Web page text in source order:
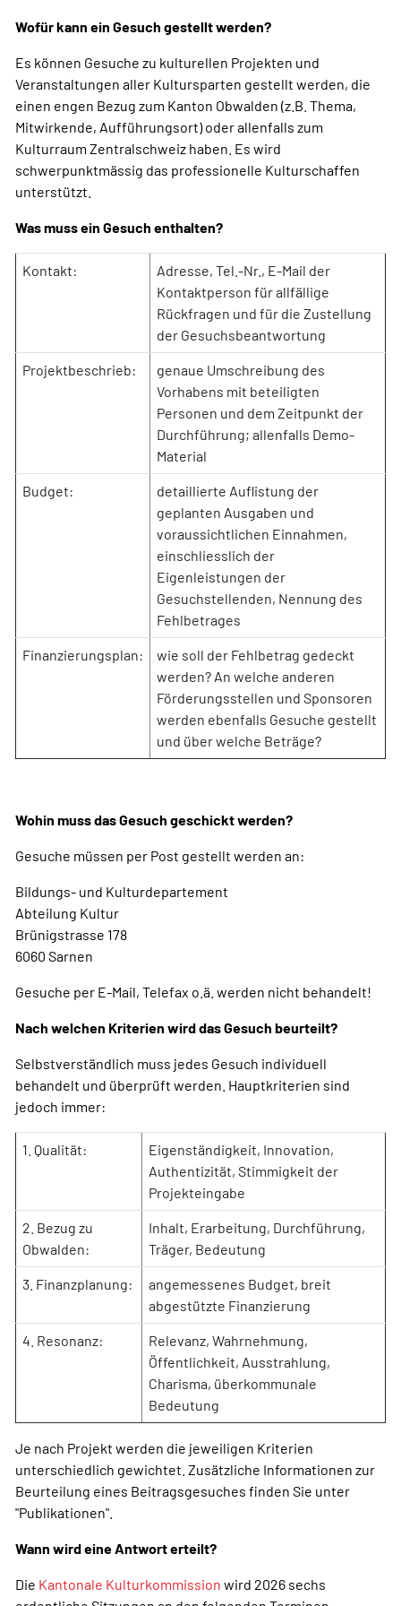
Wofür kann ein Gesuch gestellt werden?
Es können Gesuche zu kulturellen Projekten und
Veranstaltungen aller Kultursparten gestellt werden, die
einen engen Bezug zum Kanton Obwalden (z.B. Thema,
Mitwirkende, Aufführungsort) oder allenfalls zum
Kulturraum Zentralschweiz haben. Es wird
schwerpunktmässig das professionelle Kulturschaffen
unterstützt.
Was muss ein Gesuch enthalten?
Kontakt:
Adresse, Tel.-Nr., E-Mail der
Kontaktperson für allfällige
Rückfragen und für die Zustellung
der Gesuchsbeantwortung
Projektbeschrieb:
genaue Umschreibung des
Vorhabens mit beteiligten
Personen und dem Zeitpunkt der
Durchführung; allenfalls Demo-
Material
Budget:
detaillierte Auflistung der
geplanten Ausgaben und
voraussichtlichen Einnahmen,
einschliesslich der
Eigenleistungen der
Gesuchstellenden, Nennung des
Fehlbetrages
Finanzierungsplan:
wie soll der Fehlbetrag gedeckt
werden? An welche anderen
Förderungsstellen und Sponsoren
werden ebenfalls Gesuche gestellt
und über welche Beträge?
Wohin muss das Gesuch geschickt werden?
Gesuche müssen per Post gestellt werden an:
Bildungs- und Kulturdepartement
Abteilung Kultur
Brünigstrasse 178
6060 Sarnen
Gesuche per E-Mail, Telefax o.ä. werden nicht behandelt!
Nach welchen Kriterien wird das Gesuch beurteilt?
Selbstverständlich muss jedes Gesuch individuell
behandelt und überprüft werden. Hauptkriterien sind
jedoch immer:
1. Qualität:
Eigenständigkeit, Innovation,
Authentizität, Stimmigkeit der
Projekteingabe
2. Bezug zu
Obwalden:
Inhalt, Erarbeitung, Durchführung,
Träger, Bedeutung
3. Finanzplanung:
angemessenes Budget, breit
abgestützte Finanzierung
4. Resonanz:
Relevanz, Wahrnehmung,
Öffentlichkeit, Ausstrahlung,
Charisma, überkommunale
Bedeutung
Je nach Projekt werden die jeweiligen Kriterien
unterschiedlich gewichtet. Zusätzliche Informationen zur
Beurteilung eines Beitragsgesuches finden Sie unter
"Publikationen".
Wann wird eine Antwort erteilt?
Die Kantonale Kulturkommission wird 2026 sechs